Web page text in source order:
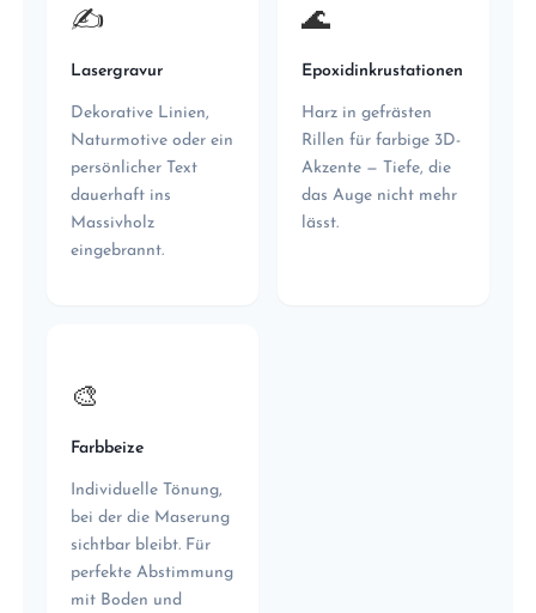
✍️
Lasergravur
Dekorative Linien,
Naturmotive oder ein
persönlicher Text
dauerhaft ins
Massivholz
eingebrannt.
🌊
Epoxidinkrustationen
Harz in gefrästen
Rillen für farbige 3D-
Akzente — Tiefe, die
das Auge nicht mehr
lässt.
🎨
Farbbeize
Individuelle Tönung,
bei der die Maserung
sichtbar bleibt. Für
perfekte Abstimmung
mit Boden und